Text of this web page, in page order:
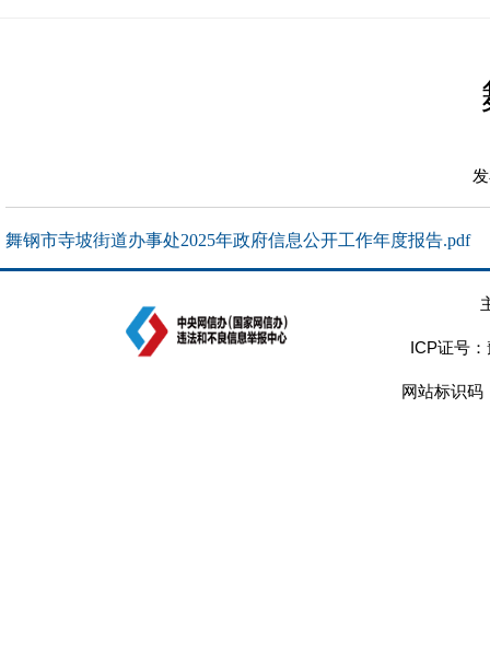
舞钢市寺坡街道办事处2025年政府信息公开工作年度报告.pdf
ICP证号：
网站标识码